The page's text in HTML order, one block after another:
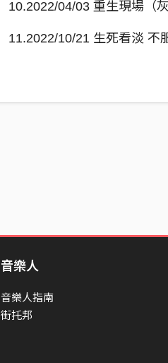
10.2022/04/03 重生現場（
11.2022/10/21 生死看淡 不
音樂人
音樂人指南
街托邦